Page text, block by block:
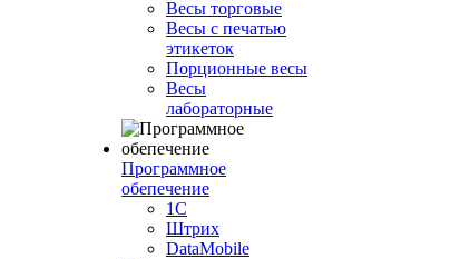
Весы торговые
Весы с печатью
этикеток
Порционные весы
Весы
лабораторные
Программное
обепечение
1С
Штрих
DataMobile